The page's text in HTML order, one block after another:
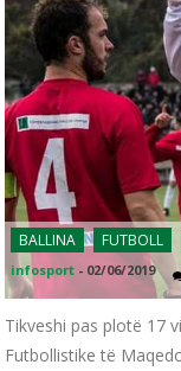
BALLINA FUTBOLL
infosport - 02/06/2019
Tikveshi pas plotë 17
Futbollistike të